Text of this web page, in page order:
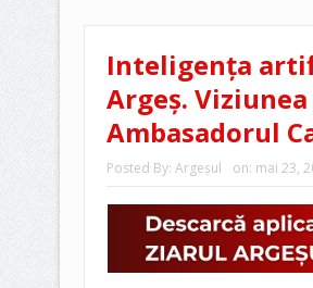
Inteligența
Argeș.
Ambasadorul
Posted By: Argeşul on: mai 23,